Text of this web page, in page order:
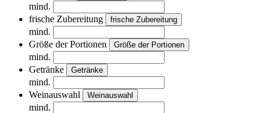
mind.
frische Zubereitung
frische Zubereitung
mind.
Größe der Portionen
Größe der Portionen
mind.
Getränke
Getränke
mind.
Weinauswahl
Weinauswahl
mind.